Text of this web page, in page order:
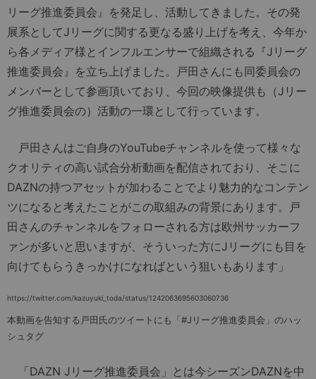
リーグ推進委員会』を発足し、活動してきました。その発
展系としてJリーグに関する更なる盛り上げを考え、今年か
ら各メディア様とインフルエンサーで組織される『Jリーグ
推進委員会』を立ち上げました。戸田さんにも同委員会の
メンバーとして参画頂いており、今回の映像提供も（Jリー
グ推進委員会の）活動の一環として行っています。
戸田さんはご自身のYouTubeチャンネルを使って様々な
クオリティの高い試合分析動画を配信されており、そこに
DAZNの持つアセットが加わることでより魅力的なコンテン
ツになると考えたことがこの取組みの背景にあります。戸
田さんのチャンネルをフォローされる方は欧州サッカーフ
ァンが多いと思いますが、そういった方にJリーグにも目を
向けてもらうきっかけになればという狙いもあります」
https://twitter.com/kazuyuki_toda/status/1242063695603060736
本動画を告知する戸田氏のツイートにも「#Jリーグ推進委員会」のハッ
シュタグ
「DAZN Jリーグ推進委員会」とは今シーズンDAZNを中